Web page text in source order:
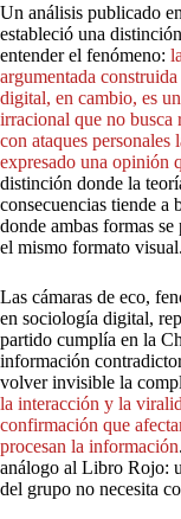
Un análisis publicado en
estableció una
entender el fenómeno: la
argumentada construida
digital, en cambio, es
irracional que no busca
con ataques personales
expresado una opinión
distinción donde la
consecuencias tiende a
donde ambas formas
el mismo formato visual.
Las cámaras de eco,
en sociología digital,
partido cumplía en la
información
volver invisible la
la interacción y la
confirmación que
procesan la información
análogo al Libro Rojo:
del grupo no necesita